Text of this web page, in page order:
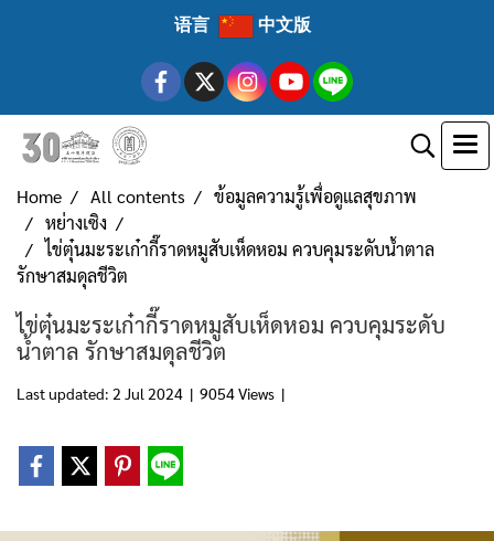
语言 中文版
Home All contents
ข้อมูลความรู้เพื่อดูแลสุขภาพ
หย่างเซิง
ไข่ตุ๋นมะระเก๋ากี๊ราดหมูสับเห็ดหอม ควบคุมระดับน้ำตาล
รักษาสมดุลชีวิต
ไข่ตุ๋นมะระเก๋ากี๊ราดหมูสับเห็ดหอม ควบคุมระดับ
น้ำตาล รักษาสมดุลชีวิต
Last updated: 2 Jul 2024 | 9054 Views |